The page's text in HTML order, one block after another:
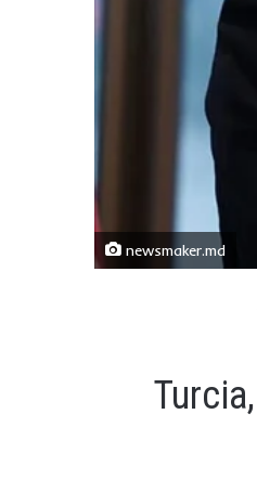
newsmaker.md